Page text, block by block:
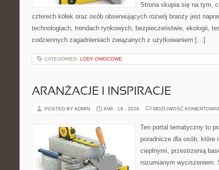
Strona skupia się na tym,
czterech kółek oraz osób obserwujących rozwój branży jest
technologiach, trendach rynkowych, bezpieczeństwie, ekologii,
codziennych zagadnieniach związanych z użytkowaniem […]
CATEGORIES: LODY OWOCOWE
ARANŻACJE I INSPIRACJE
POSTED BY ADMIN KWI - 19 - 2026 MOŻLIWOŚĆ
Ten portal tematyczny to
poradnicze dla osób, które
cieplnymi, przestrzenią
rozumianym wyciszeniem.